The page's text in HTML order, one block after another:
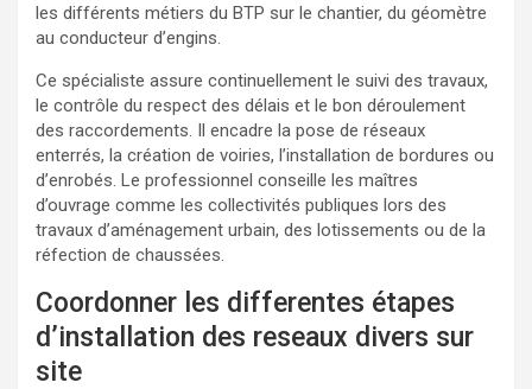
les différents métiers du BTP sur le chantier, du géomètre
au conducteur d’engins.
Ce spécialiste assure continuellement le suivi des travaux,
le contrôle du respect des délais et le bon déroulement
des raccordements. Il encadre la pose de réseaux
enterrés, la création de voiries, l’installation de bordures ou
d’enrobés. Le professionnel conseille les maîtres
d’ouvrage comme les collectivités publiques lors des
travaux d’aménagement urbain, des lotissements ou de la
réfection de chaussées.
Coordonner les differentes étapes
d’installation des reseaux divers sur
site